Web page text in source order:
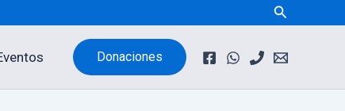
Buscar
Donaciones